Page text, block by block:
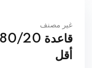
غير مصنف
أقل